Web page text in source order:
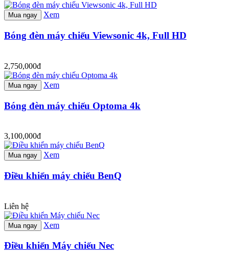
Mua ngay Xem
Bóng đèn máy chiếu Viewsonic 4k, Full HD
2,750,000đ
Mua ngay Xem
Bóng đèn máy chiếu Optoma 4k
3,100,000đ
Mua ngay Xem
Điều khiển máy chiếu BenQ
Liên hệ
Mua ngay Xem
Điều khiển Máy chiếu Nec